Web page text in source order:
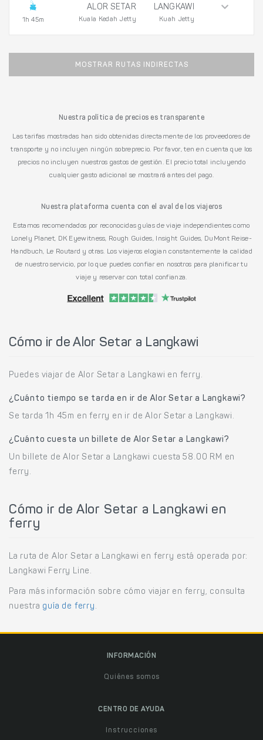
1h 45m
ALOR SETAR
Kuala Kedah Jetty
LANGKAWI
Kuah Jetty
MOSTRAR RUTAS INDIRECTAS
Nuestra política de precios es transparente
Las tarifas mostradas han sido obtenidas directamente de los proveedores de
transporte y no incluyen ningún sobreprecio. Por favor, ten en cuenta que los
precios no incluyen nuestros gastos de gestión. El precio total incluyendo
cualquier gasto adicional se mostrará antes del pago.
Nuestra plataforma cuenta con el aval de los viajeros
Estamos recomendados por reconocidas guías de viaje independientes como
Lonely Planet, DK Eyewitness, Rough Guides, Insight Guides, DuMont Reise-
Handbuch, Le Routard y otras. Los viajeros elogian constantemente la calidad
de nuestro servicio, por lo que puedes confiar en nosotros para planificar tu
viaje y reservar con total confianza.
Cómo ir de Alor Setar a Langkawi
Puedes viajar de Alor Setar a Langkawi en ferry.
¿Cuánto tiempo se tarda en ir de Alor Setar a Langkawi?
Se tarda 1h 45m en ferry en ir de Alor Setar a Langkawi.
¿Cuánto cuesta un billete de Alor Setar a Langkawi?
Un billete de Alor Setar a Langkawi cuesta 58.00 RM en
ferry.
Cómo ir de Alor Setar a Langkawi en
ferry
La ruta de Alor Setar a Langkawi en ferry está operada por:
Langkawi Ferry Line.
Para más información sobre cómo viajar en ferry, consulta
nuestra guía de ferry .
INFORMACIÓN
Quiénes somos
CENTRO DE AYUDA
Instrucciones